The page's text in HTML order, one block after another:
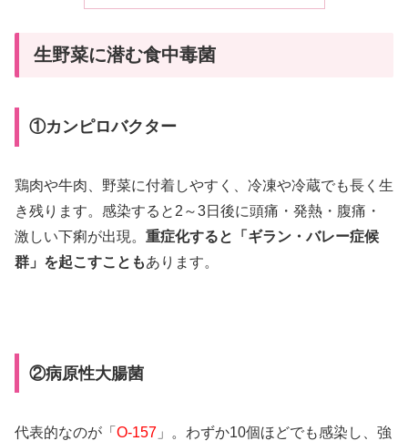
生野菜に潜む食中毒菌
①カンピロバクター
鶏肉や牛肉、野菜に付着しやすく、冷凍や冷蔵でも長く生
き残ります。感染すると2～3日後に頭痛・発熱・腹痛・
激しい下痢が出現。 重症化すると「ギラン・バレー症候
群」を起こすこともあります。
②病原性大腸菌
代表的なのが「 O-157 」。わずか10個ほどでも感染し、強